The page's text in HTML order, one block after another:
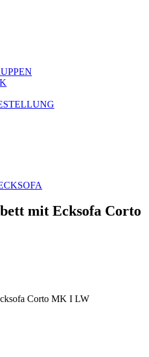
mit Ecksofa Corto